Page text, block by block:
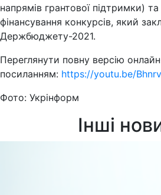
напрямів грантової підтримки)
фінансування конкурсів, який
Держбюджету-2021.
Переглянути повну версію
посиланням: https://youtu.be/
Фото: Укрінформ
Інші